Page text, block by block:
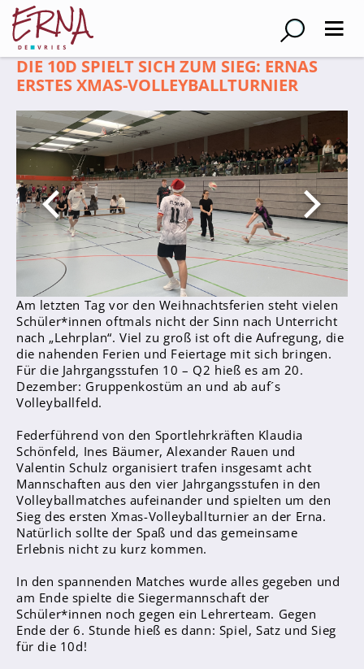
Schulleitung
Kollegium
Lehrer*innen
Schulsozialarbeiter
Referendar*innen
Teams
Schüler*innen
Schüler*innenvertretung
Sporthelfer*innen
Sanitätsdienst
Förderverein
Elternvertreter*innen
Mitarbeiter*innen
Sekretär*innen
Lehrer*innen Ausbildung
Praktika und Praxissemester
Referendariat
Suche
DIE 10D SPIELT SICH ZUM SIEG: ERNAS
ERSTES XMAS-VOLLEYBALLTURNIER
Am letzten Tag vor den Weihnachtsferien steht vielen
Schüler*innen oftmals nicht der Sinn nach Unterricht
nach „Lehrplan“. Viel zu groß ist oft die Aufregung, die
die nahenden Ferien und Feiertage mit sich bringen.
Für die Jahrgangsstufen 10 – Q2 hieß es am 20.
Dezember: Gruppenkostüm an und ab auf´s
Volleyballfeld.
Federführend von den Sportlehrkräften Klaudia
Schönfeld, Ines Bäumer, Alexander Rauen und
Valentin Schulz organisiert trafen insgesamt acht
Mannschaften aus den vier Jahrgangsstufen in den
Volleyballmatches aufeinander und spielten um den
Sieg des ersten Xmas-Volleyballturnier an der Erna.
Natürlich sollte der Spaß und das gemeinsame
Erlebnis nicht zu kurz kommen.
In den spannenden Matches wurde alles gegeben und
am Ende spielte die Siegermannschaft der
Schüler*innen noch gegen ein Lehrerteam. Gegen
Ende der 6. Stunde hieß es dann: Spiel, Satz und Sieg
für die 10d!